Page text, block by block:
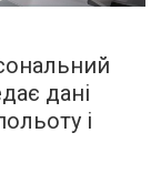
дані
і